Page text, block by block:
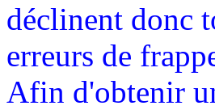
déclinent donc
erreurs de
Afin d'obtenir